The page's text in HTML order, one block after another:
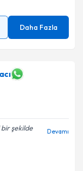
Daha Fazla
bir şekilde
Devamı